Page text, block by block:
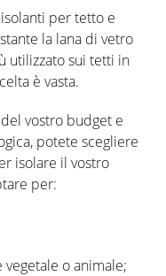
per tetto e
la lana di vetro
utilizzato sui tetti in
è vasta.
vostro budget e
potete scegliere
isolare il vostro
per:
o animale;